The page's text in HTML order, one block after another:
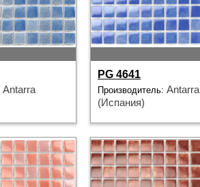
Antarra
PG 4641
Производитель: Antarra
(Испания)